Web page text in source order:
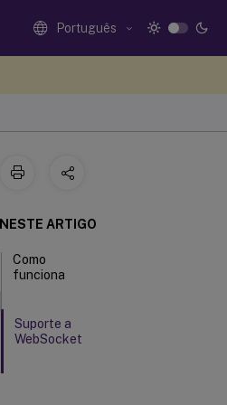
Português
NESTE ARTIGO
Como
funciona
Suporte a
WebSocket